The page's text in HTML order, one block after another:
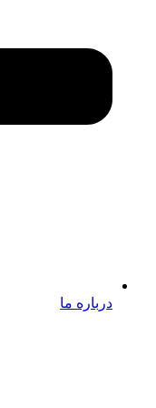
درباره ما